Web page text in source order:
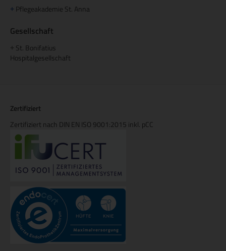
+ Pflegeakademie St. Anna
Gesellschaft
St. Bonifatius
Hospitalgesellschaft
Zertifiziert
Zertifiziert nach DIN EN ISO 9001:2015 inkl. pCC